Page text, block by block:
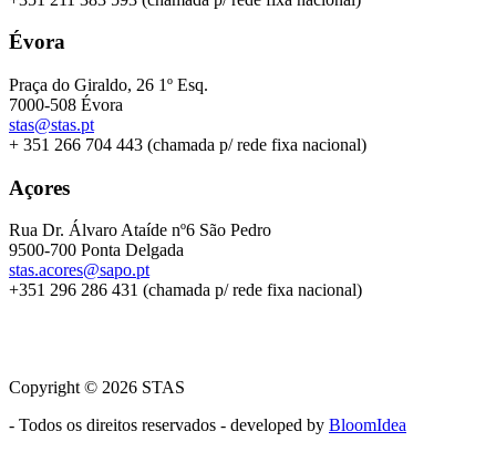
Évora
Praça do Giraldo, 26 1º Esq.
7000-508 Évora
stas@stas.pt
+ 351 266 704 443 (chamada p/ rede fixa nacional)
Açores
Rua Dr. Álvaro Ataíde nº6 São Pedro
9500-700 Ponta Delgada
stas.acores@sapo.pt
+351 296 286 431 (chamada p/ rede fixa nacional)
Copyright © 2026 STAS
- Todos os direitos reservados - developed by BloomIdea